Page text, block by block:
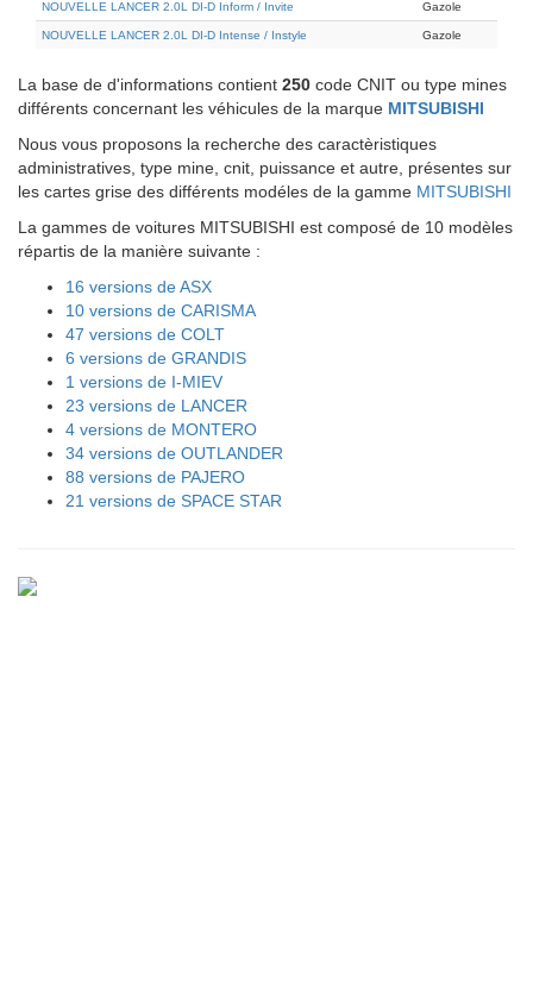
NOUVELLE LANCER 2.0L DI-D Inform / Invite Gazole
NOUVELLE LANCER 2.0L DI-D Intense / Instyle Gazole
La base de d'informations contient 250 code CNIT ou type mines
différents concernant les véhicules de la marque MITSUBISHI
Nous vous proposons la recherche des caractèristiques
administratives, type mine, cnit, puissance et autre, présentes sur
les cartes grise des différents modéles de la gamme MITSUBISHI
La gammes de voitures MITSUBISHI est composé de 10 modèles
répartis de la manière suivante :
16 versions de ASX
10 versions de CARISMA
47 versions de COLT
6 versions de GRANDIS
1 versions de I-MIEV
23 versions de LANCER
4 versions de MONTERO
34 versions de OUTLANDER
88 versions de PAJERO
21 versions de SPACE STAR